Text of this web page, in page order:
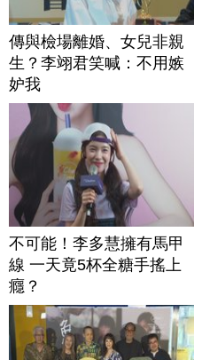
傳與檢場離婚、女兒非親
生？李翊君笑喊：不用嫉
妒我
不可能！李多慧擁有馬甲
線 一天竟5杯全糖手搖上
癮？